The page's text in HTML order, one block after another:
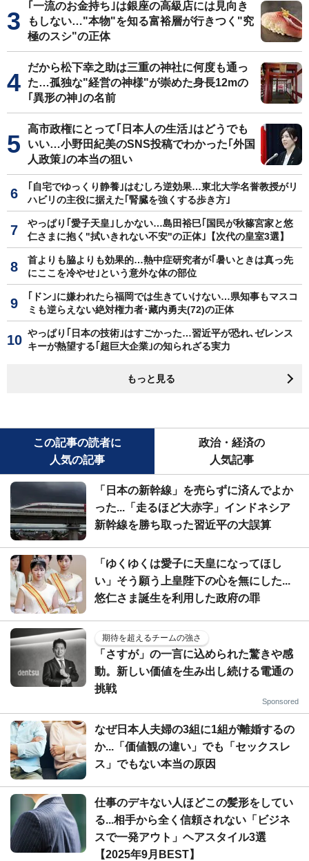
｢一流のお金持ち｣は銀座の高級店には見向き
もしない…"本物"を知る富裕層が行きつく"究
極のスシ"の正体
だから松下幸之助は三重の神社に何度も通っ
た…孤独な"経営の神様"が崇めた身長12mの
｢異形の神｣の名前
高市政権にとって｢日本人の生活｣はどうでも
いい…小野田紀美のSNS投稿でわかった｢外国
人政策｣の本当の狙い
｢自宅でゆっくり静養｣はむしろ逆効果…東北大学名誉教授がリ
ハビリの主役に据えた｢腎臓を強くする歩き方｣
やっぱり｢愛子天皇｣しかない…島田裕巳｢国民が秋篠宮家と悠
仁さまに抱く"拭いきれない不安"の正体｣【次代の皇室3選】
首よりも脇よりも効果的…熱中症研究者が｢暑いときは真っ先
にここを冷やせ｣という意外な体の部位
｢ドン｣に嫌われたら福岡では生きていけない…県知事もマスコ
ミも逆らえない絶対権力者･藏内勇夫(72)の正体
やっぱり｢日本の技術｣はすごかった…習近平が恐れ､ゼレンス
キーが熱望する｢超巨大企業｣の知られざる実力
もっと見る
この記事の読者に
人気の記事
政治・経済の
人気記事
「日本の新幹線」を売らずに済んでよか
った...「走るほど大赤字」インドネシア
新幹線を勝ち取った習近平の大誤算
「ゆくゆくは愛子に天皇になってほし
い」そう願う上皇陛下の心を無にした...
悠仁さま誕生を利用した政府の罪
期待を超えるチームの強さ
「さすが」の一言に込められた驚きや感
動。新しい価値を生み出し続ける電通の
挑戦
Sponsored
なぜ日本人夫婦の3組に1組が離婚するの
か...「価値観の違い」でも「セックスレ
ス」でもない本当の原因
仕事のデキない人ほどこの髪形をしてい
る...相手から全く信頼されない「ビジネ
スで一発アウト」ヘアスタイル3選
【2025年9月BEST】